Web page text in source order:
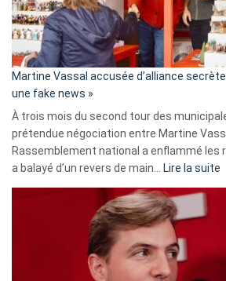
Martine Vassal accusée d’alliance secrète
une fake news »
À trois mois du second tour des
prétendue négociation entre Martine
Rassemblement national a enflammé les
a balayé d’un revers de main… Lire la suite